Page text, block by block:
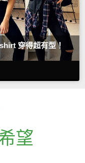
穿得超有型！
望